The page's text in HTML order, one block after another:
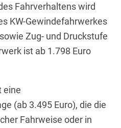
Fahrverhaltens wird
KW-Gewindefahrwerkes
Zug- und Druckstufe
ist ab 1.798 Euro
eine
(ab 3.495 Euro), die die
Fahrweise oder in